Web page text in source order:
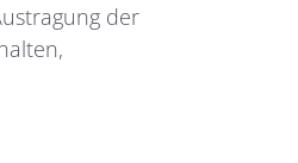
der